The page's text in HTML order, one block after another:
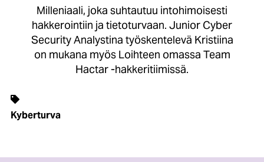
Milleniaali, joka suhtautuu intohimoisesti
hakkerointiin ja tietoturvaan. Junior Cyber
Security Analystina työskentelevä Kristiina
on mukana myös Loihteen omassa Team
Hactar -hakkeritiimissä.
Kyberturva